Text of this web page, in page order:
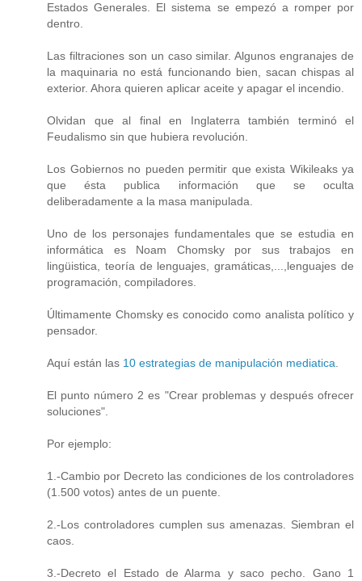
Estados Generales. El sistema se empezó a romper por
dentro.
Las filtraciones son un caso similar. Algunos engranajes de
la maquinaria no está funcionando bien, sacan chispas al
exterior. Ahora quieren aplicar aceite y apagar el incendio.
Olvidan que al final en Inglaterra también terminó el
Feudalismo sin que hubiera revolución.
Los Gobiernos no pueden permitir que exista Wikileaks ya
que ésta publica información que se oculta
deliberadamente a la masa manipulada.
Uno de los personajes fundamentales que se estudia en
informática es Noam Chomsky por sus trabajos en
lingüistica, teoría de lenguajes, gramáticas,...,lenguajes de
programación, compiladores.
Últimamente Chomsky es conocido como analista político y
pensador.
Aquí están las 10 estrategias de manipulación mediatica
El punto número 2 es "Crear problemas y después ofrecer
soluciones".
Por ejemplo:
1.-Cambio por Decreto las condiciones de los controladores
(1.500 votos) antes de un puente.
2.-Los controladores cumplen sus amenazas. Siembran el
caos.
3.-Decreto el Estado de Alarma y saco pecho. Gano 1